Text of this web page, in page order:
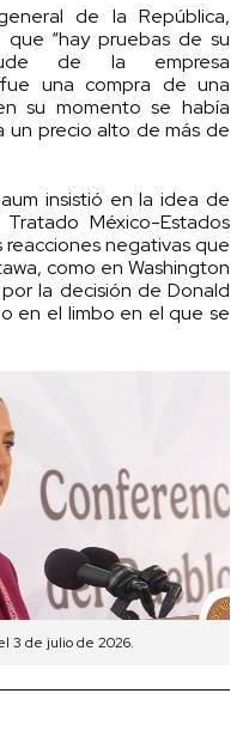
de la República,
“hay pruebas de su
de la empresa
una compra de una
su momento se había
un precio alto de más de
insistió en la idea de
México-Estados
negativas que
como en Washington
la decisión de Donald
en el limbo en el que se
3 de julio de 2026.